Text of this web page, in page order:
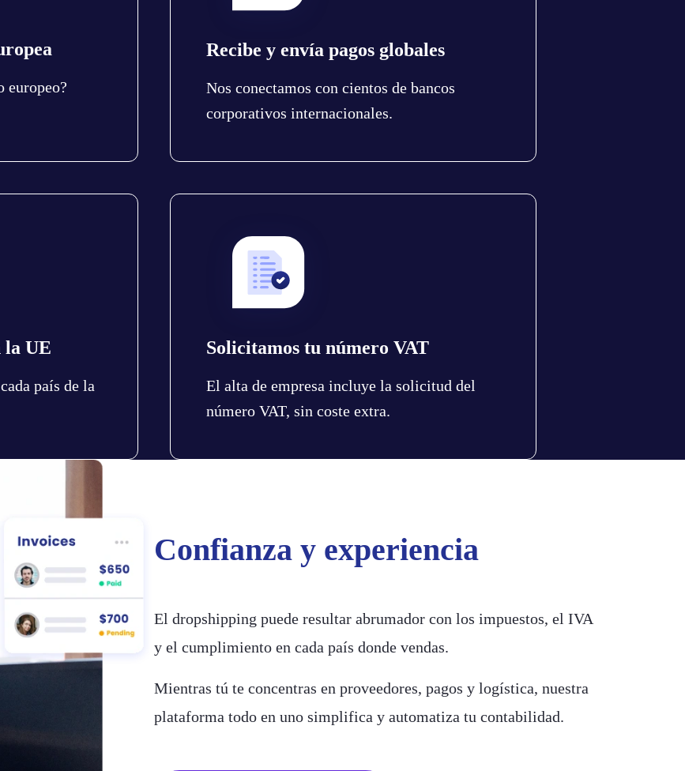
europeo?
Recibe y envía pagos globales
Nos conectamos con cientos de bancos
corporativos internacionales.
la UE
país de la
Solicitamos tu número VAT
El alta de empresa incluye la solicitud del
número VAT, sin coste extra.
Confianza y experiencia
El dropshipping puede resultar abrumador con los impuestos, el IVA
y el cumplimiento en cada país donde vendas.
Mientras tú te concentras en proveedores, pagos y logística, nuestra
plataforma todo en uno simplifica y automatiza tu contabilidad.